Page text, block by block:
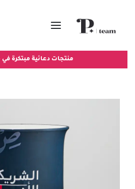
منتجات دعائية مبتكرة